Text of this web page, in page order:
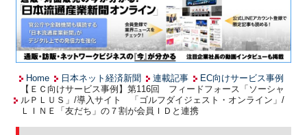
Home 日本ネット経済新聞 連載記事
EC向けサービス事例
【ＥＣ向けサービス事例】第116回 フィードフォース「ソーシャ
ルＰＬＵＳ」/導入サイト 「ゴルフダイジェスト・オンライン」/
ＬＩＮＥ「友だち」の７割が会員ＩＤと連携